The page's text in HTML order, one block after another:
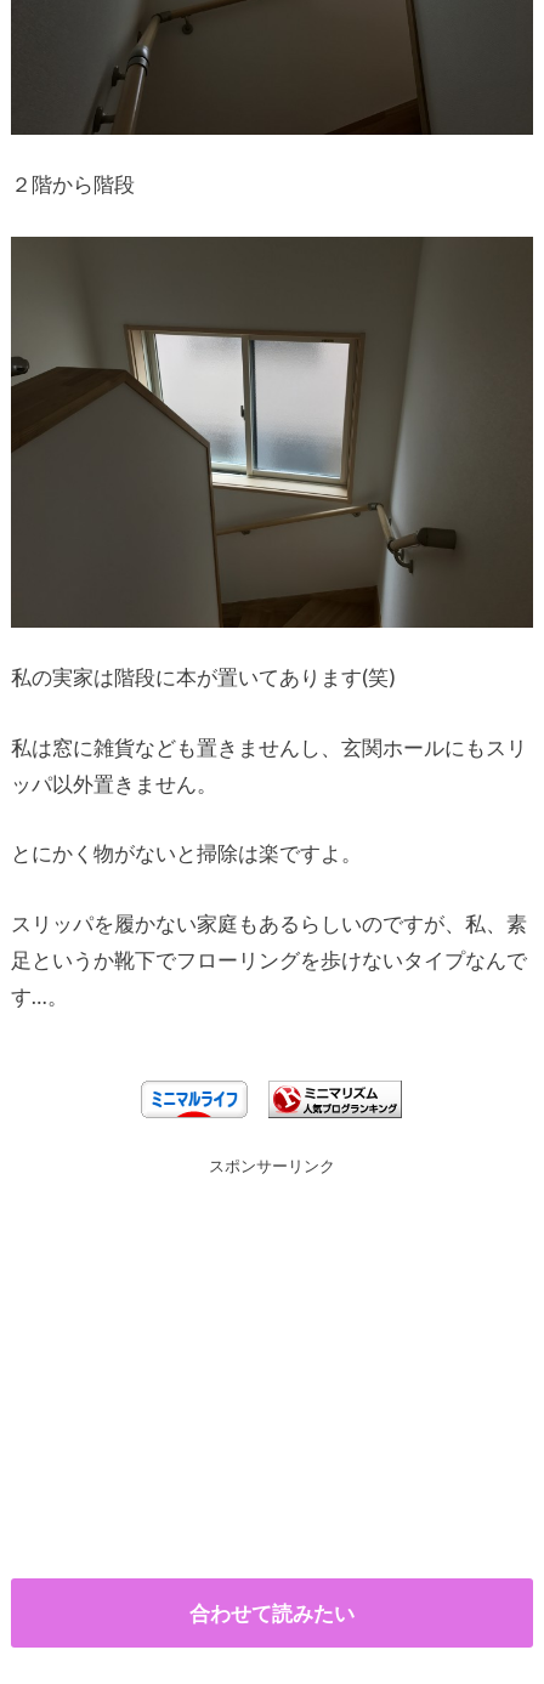
２階から階段
私の実家は階段に本が置いてあります(笑)
私は窓に雑貨なども置きませんし、玄関ホールにもスリ
ッパ以外置きません。
とにかく物がないと掃除は楽ですよ。
スリッパを履かない家庭もあるらしいのですが、私、素
足というか靴下でフローリングを歩けないタイプなんで
す…。
スポンサーリンク
合わせて読みたい